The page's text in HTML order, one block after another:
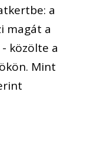
a
magát a
közölte a
Mint